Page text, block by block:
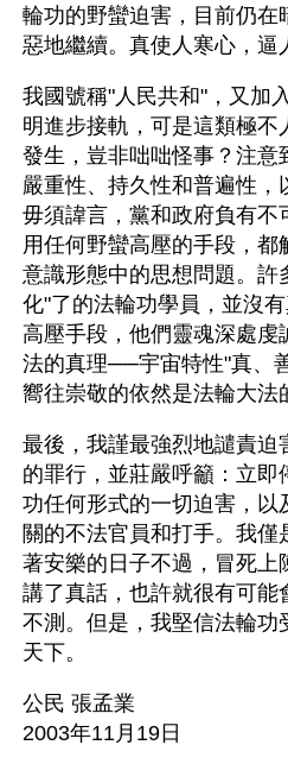
輪功的野蠻迫害，目前仍在
惡地繼續。真使人寒心，逼
我國號稱"人民共和"，又加
明進步接軌，可是這類極不
發生，豈非咄咄怪事？注意
嚴重性、持久性和普遍性，
毋須諱言，黨和政府負有不
用任何野蠻高壓的手段，都
意識形態中的思想問題。許
化"了的法輪功學員，並沒
高壓手段，他們靈魂深處虔
法的真理──宇宙特性"真、
嚮往崇敬的依然是法輪大法
最後，我謹最強烈地譴責迫
的罪行，並莊嚴呼籲：立即
功任何形式的一切迫害，以
關的不法官員和打手。我僅
著安樂的日子不過，冒死上
講了真話，也許就很有可能
不測。但是，我堅信法輪功
天下。
公民 張孟業